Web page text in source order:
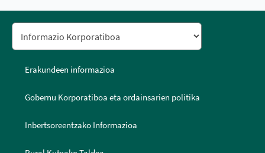
Erakundeen informazioa
Gobernu Korporatiboa eta ordainsarien politika
Inbertsoreentzako Informazioa